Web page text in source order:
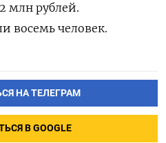
млн рублей.
восемь человек.
НА ТЕЛЕГРАМ
В GOOGLE